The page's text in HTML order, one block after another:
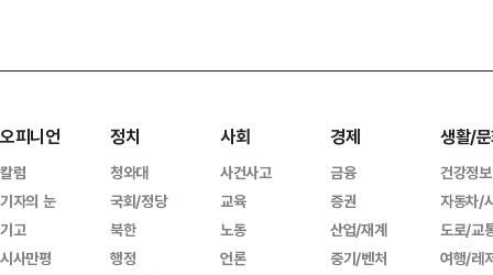
오피니언
칼럼
기자의 눈
기고
시사만평
정치
청와대
국회/정당
북한
행정
사회
사건사고
교육
노동
언론
경제
금융
증권
산업/재계
중기/벤처
생활/
건강정보
자동차/
도로/교
여행/레